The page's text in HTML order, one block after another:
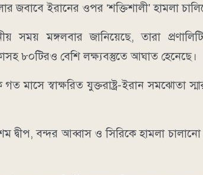
জবাবে ইরানের ওপর ‘শক্তিশালী’ হামলা
সময় মঙ্গলবার জানিয়েছে, তারা
৮০টিরও বেশি লক্ষ্যবস্তুতে আঘাত হেনেছে।
গত মাসে স্বাক্ষরিত যুক্তরাষ্ট্র-ইরান
দ্বীপ, বন্দর আব্বাস ও সিরিকে হামলা